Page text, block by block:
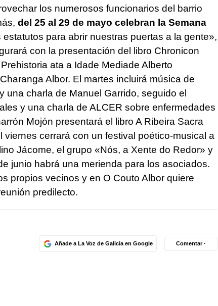
los numerosos funcionarios del barrio
del 25 al 29 de mayo celebran la Semana
para abrir nuestras puertas a la gente»,
con la presentación del libro Chronicon
ata a Idade Mediade Alberto
Albor. El martes incluirá música de
una charla de Manuel Garrido, seguido el
y una charla de ALCER sobre enfermedades
Mojón presentará el libro A Ribeira Sacra
viernes cerrará con un festival poético-musical a
Jácome, el grupo «Nós, a Xente do Redor» y
junio habrá una merienda para los asociados.
propios vecinos y en O Couto Albor quiere
predilecto.
Añade a La Voz de Galicia en Google Comentar ·